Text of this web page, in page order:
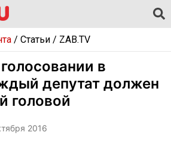
/ Статьи/ ZAB.TV
в
депутат должен
головой
2016